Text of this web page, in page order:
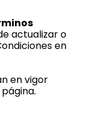
actualizar o
en
en vigor